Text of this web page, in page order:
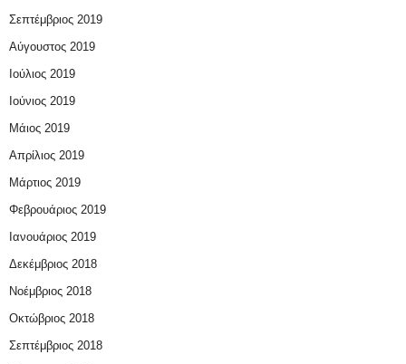
Σεπτέμβριος 2019
Αύγουστος 2019
Ιούλιος 2019
Ιούνιος 2019
Μάιος 2019
Απρίλιος 2019
Μάρτιος 2019
Φεβρουάριος 2019
Ιανουάριος 2019
Δεκέμβριος 2018
Νοέμβριος 2018
Οκτώβριος 2018
Σεπτέμβριος 2018